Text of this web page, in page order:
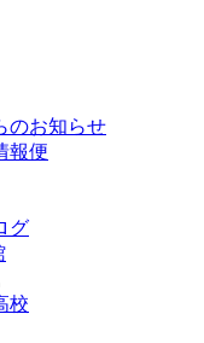
のお知らせ
報便
グ
校